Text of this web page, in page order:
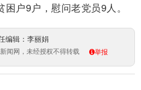
户9户，慰问老党员9人。
编辑：李丽娟
闻网，未经授权不得转载 举报